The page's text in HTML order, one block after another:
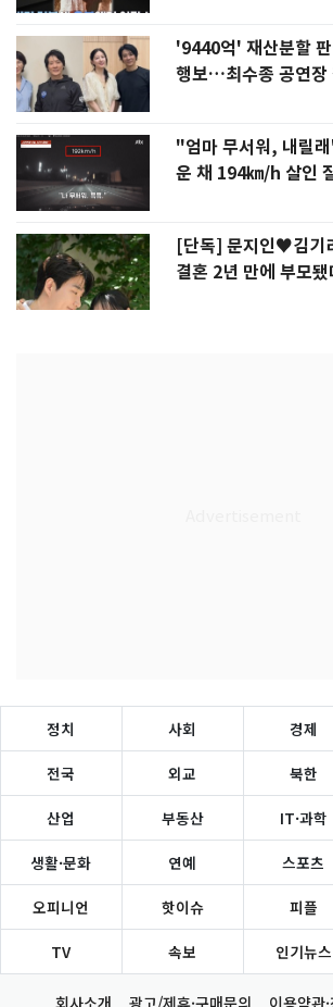
'9440억' 재산분할
행보…최수종 공연장
"엄마 무서워, 내릴
운 채 194㎞/h 살인
[단독] 문지인♥김기
결혼 2년 만에 부모
정치 사회 경제
전국 외교 북한
산업 부동산 IT·과학
생활·문화 연예 스포츠
오피니언 핫이슈 피플
TV 속보 인기뉴스
회사소개 광고/제휴·구매문의 이용약관